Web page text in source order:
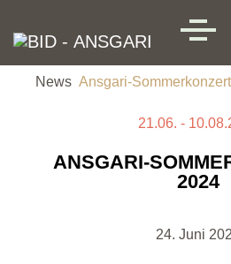
MENU
News Ansgari-
21.06. -
ANSGARI-
2024
24. Juni